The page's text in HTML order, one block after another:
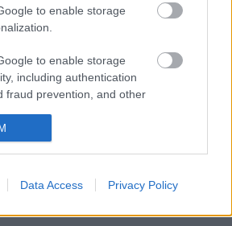
to enable storage
to enable storage
including authentication
fraud prevention, and other
Data Access Privacy Policy
tudhat magáénak.